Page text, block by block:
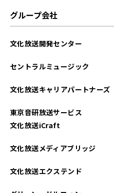
2022年12月
2022年07月
2022年06月
2022年05月
グループ会社
文化放送開発センター
セントラルミュージック
文化放送キャリアパートナーズ
東京音研放送サービス
文化放送iCraft
文化放送メディアブリッジ
文化放送エクステンド